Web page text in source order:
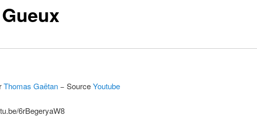
Thomas Gaëtan− SourceYoutube
6rBegeryaW8